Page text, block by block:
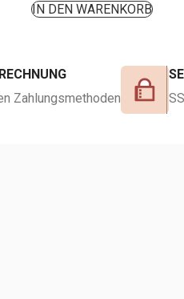
IN DEN WARENKORB
Zahlungsmethoden